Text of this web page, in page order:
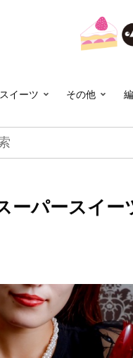
イーツ その他
パースイー